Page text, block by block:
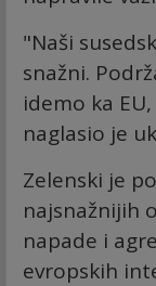
"Naši
snažni.
idemo ka
naglasio je
Zelenski je
najsnažnijih
napade i
evropskih